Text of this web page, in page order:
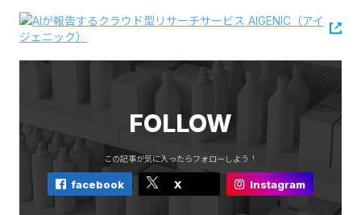
FOLLOW
この記事が気に入ったらフォローしよう！
facebook X Instagram